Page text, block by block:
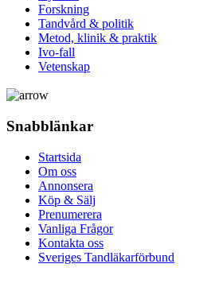
Forskning
Tandvård & politik
Metod, klinik & praktik
Ivo-fall
Vetenskap
Snabblänkar
Startsida
Om oss
Annonsera
Köp & Sälj
Prenumerera
Vanliga Frågor
Kontakta oss
Sveriges Tandläkarförbund